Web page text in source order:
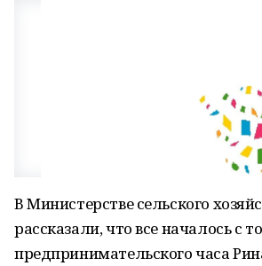
В Министерстве сельского
рассказали, что все началось с
предпринимательского часа